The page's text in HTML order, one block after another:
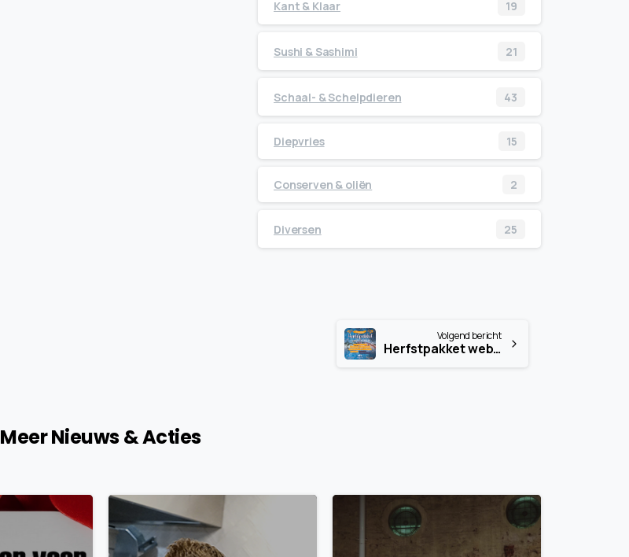
Kant & Klaar 19
Sushi & Sashimi 21
Schaal- & Schelpdieren 43
Diepvries 15
Conserven & oliën 2
Diversen 25
Volgend bericht
Herfstpakket webshop only
Meer Nieuws & Acties
9 0